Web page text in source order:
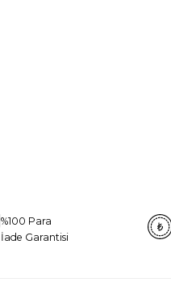
%100 Para
İade Garantisi